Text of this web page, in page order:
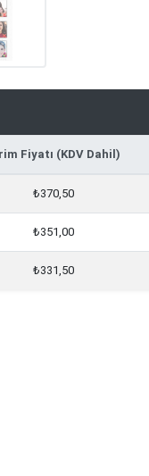
Fiyatı (KDV Dahil)
₺370,50
₺351,00
₺331,50